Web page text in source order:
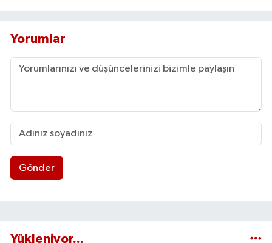
Yorumlar
Gönder
Yükleniyor...